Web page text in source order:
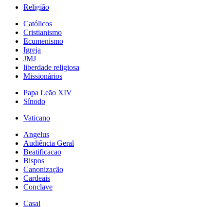
Religião
Católicos
Cristianismo
Ecumenismo
Igreja
JMJ
liberdade religiosa
Missionários
Papa Leão XIV
Sínodo
Vaticano
Angelus
Audiência Geral
Beatificacao
Bispos
Canonização
Cardeais
Conclave
Casal